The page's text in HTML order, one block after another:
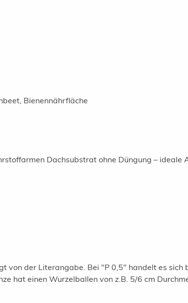
Bienennährfläche
Dachsubstrat ohne Düngung – ideale
von der Literangabe. Bei "P 0,5" handelt es sich
hat einen Wurzelballen von z.B. 5/6 cm